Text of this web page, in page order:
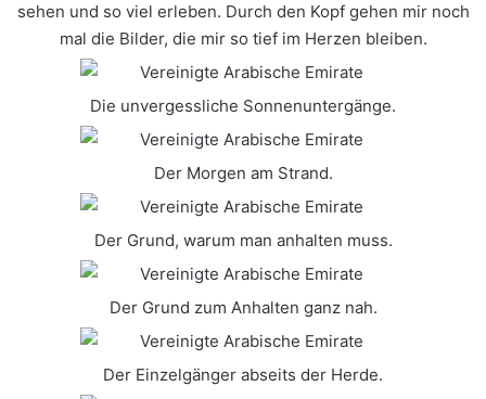
sehen und so viel erleben. Durch den Kopf gehen mir noch
mal die Bilder, die mir so tief im Herzen bleiben.
Die unvergessliche Sonnenuntergänge.
Der Morgen am Strand.
Der Grund, warum man anhalten muss.
Der Grund zum Anhalten ganz nah.
Der Einzelgänger abseits der Herde.